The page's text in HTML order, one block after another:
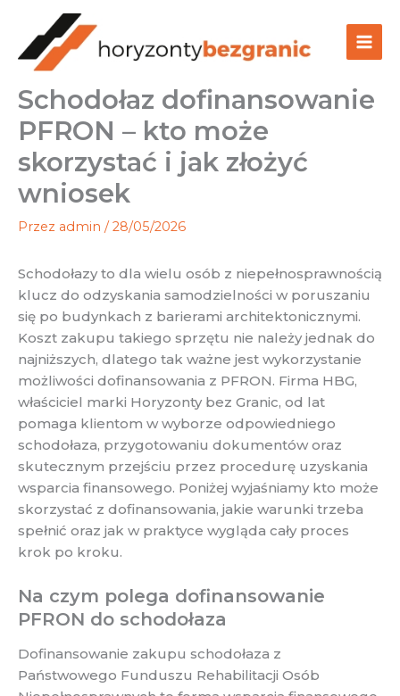
treści
Schodołaz dofinansowanie
PFRON – kto może
skorzystać i jak złożyć
wniosek
Przez admin / 28/05/2026
Schodołazy to dla wielu osób z niepełnosprawnością
klucz do odzyskania samodzielności w poruszaniu
się po budynkach z barierami architektonicznymi.
Koszt zakupu takiego sprzętu nie należy jednak do
najniższych, dlatego tak ważne jest wykorzystanie
możliwości dofinansowania z PFRON. Firma HBG,
właściciel marki Horyzonty bez Granic, od lat
pomaga klientom w wyborze odpowiedniego
schodołaza, przygotowaniu dokumentów oraz
skutecznym przejściu przez procedurę uzyskania
wsparcia finansowego. Poniżej wyjaśniamy kto może
skorzystać z dofinansowania, jakie warunki trzeba
spełnić oraz jak w praktyce wygląda cały proces
krok po kroku.
Na czym polega dofinansowanie
PFRON do schodołaza
Dofinansowanie zakupu schodołaza z
Państwowego Funduszu Rehabilitacji Osób